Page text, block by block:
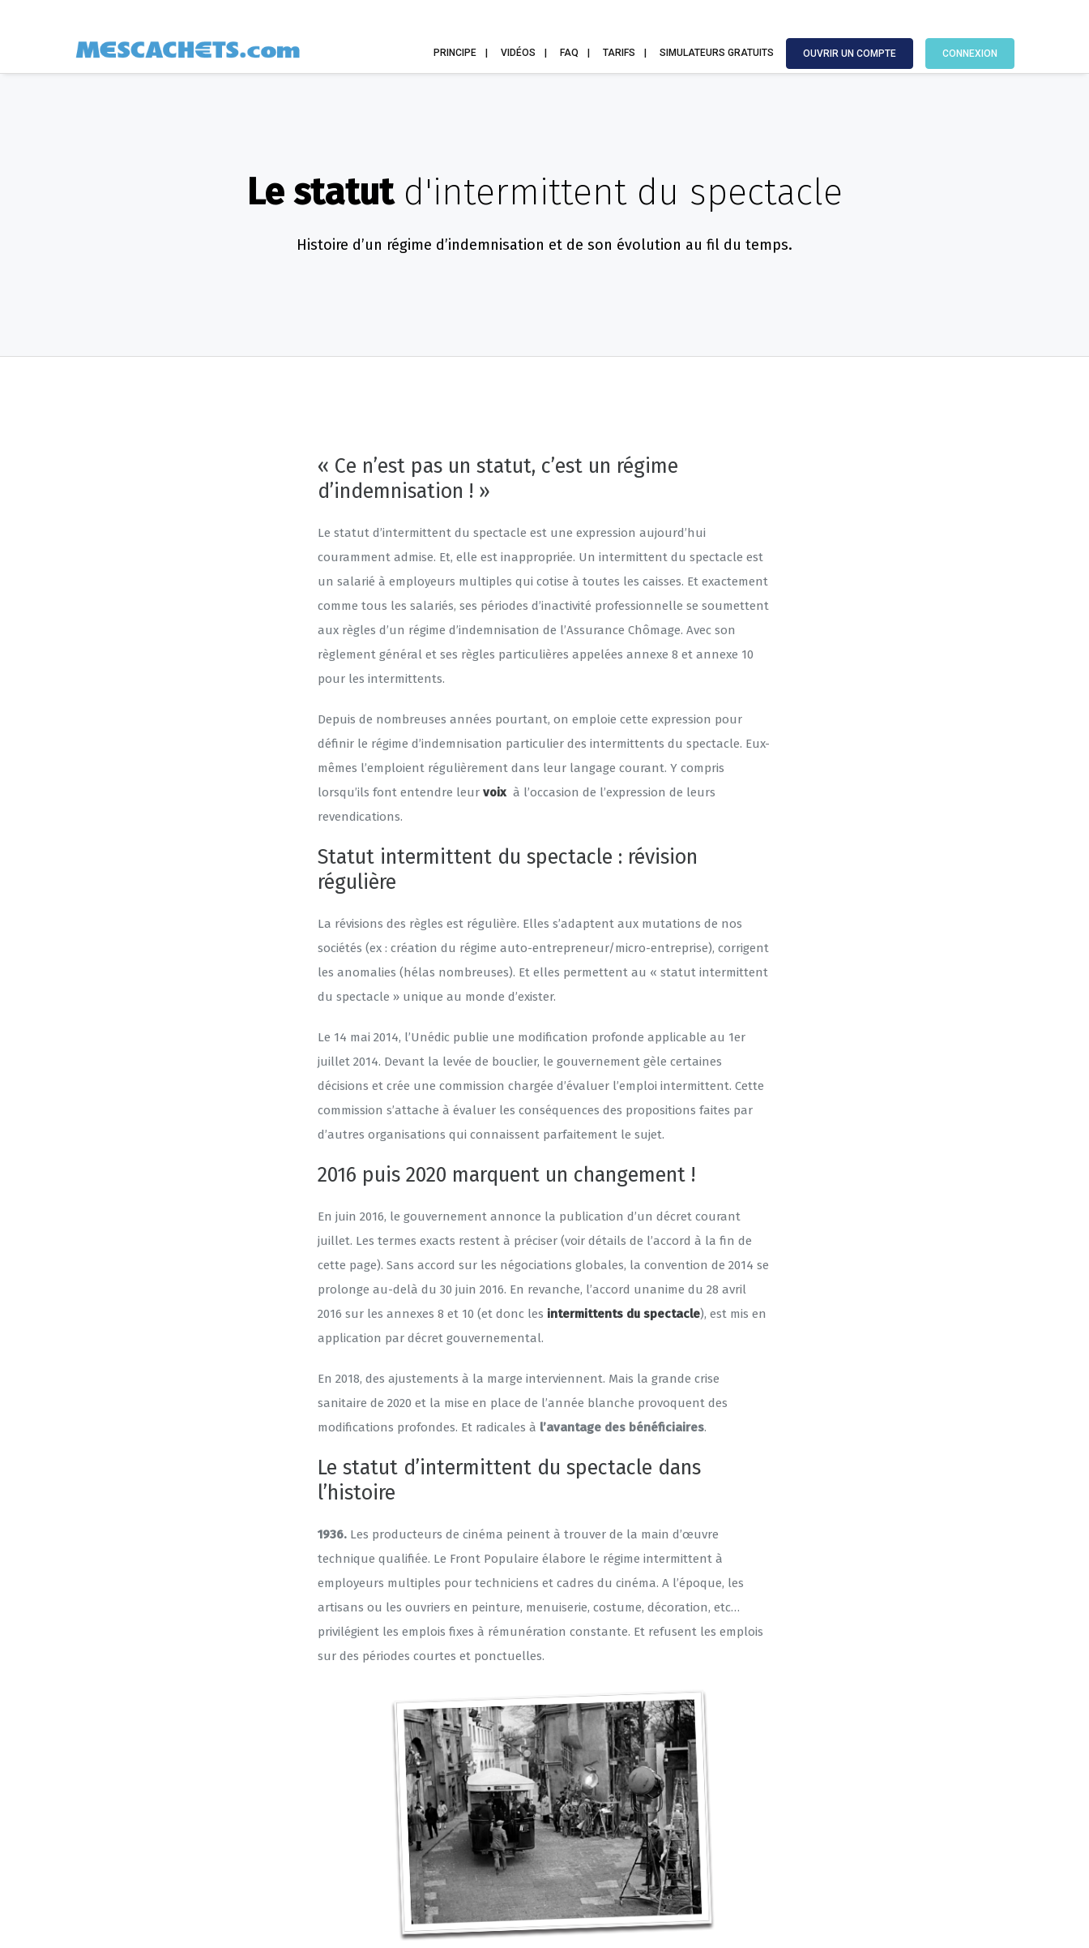
PRINCIPE VIDÉOS FAQ TARIFS SIMULATEURS GRATUITS OUVRIR UN COMPTE CONNEXION
Le statutd'intermittent du spectacle
Histoire d’un régime d’indemnisation et de son évolution au fil du temps.
« Ce n’est pas un statut, c’est un régime
d’indemnisation ! »
Le statut d’intermittent du spectacle est une expression aujourd’hui
couramment admise. Et, elle est inappropriée. Un intermittent du spectacle est
un salarié à employeurs multiples qui cotise à toutes les caisses. Et exactement
comme tous les salariés, ses périodes d’inactivité professionnelle se soumettent
aux règles d’un régime d’indemnisation de l’Assurance Chômage. Avec son
règlement général et ses règles particulières appelées annexe 8 et annexe 10
pour les intermittents.
Depuis de nombreuses années pourtant, on emploie cette expression pour
définir le régime d’indemnisation particulier des intermittents du spectacle. Eux-
mêmes l’emploient régulièrement dans leur langage courant. Y compris
lorsqu’ils font entendre leur voixà l’occasion de l’expression de leurs
revendications.
Statut intermittent du spectacle : révision
régulière
La révisions des règles est régulière. Elles s’adaptent aux mutations de nos
sociétés (ex : création du régime auto-entrepreneur/micro-entreprise), corrigent
les anomalies (hélas nombreuses). Et elles permettent au « statut intermittent
du spectacle » unique au monde d’exister.
Le 14 mai 2014, l’Unédic publie une modification profonde applicable au 1er
juillet 2014. Devant la levée de bouclier, le gouvernement gèle certaines
décisions et crée une commission chargée d’évaluer l’emploi intermittent. Cette
commission s’attache à évaluer les conséquences des propositions faites par
d’autres organisations qui connaissent parfaitement le sujet.
2016 puis 2020 marquent un changement !
En juin 2016, le gouvernement annonce la publication d’un décret courant
juillet. Les termes exacts restent à préciser (voir détails de l’accord à la fin de
cette page). Sans accord sur les négociations globales, la convention de 2014 se
prolonge au-delà du 30 juin 2016. En revanche, l’accord unanime du 28 avril
2016 sur les annexes 8 et 10 (et donc les intermittents du spectacle), est mis en
application par décret gouvernemental.
En 2018, des ajustements à la marge interviennent. Mais la grande crise
sanitaire de 2020 et la mise en place de l’année blanche provoquent des
modifications profondes. Et radicales à l’avantage des bénéficiaires.
Le statut d’intermittent du spectacle dans
l’histoire
1936. Les producteurs de cinéma peinent à trouver de la main d’œuvre
technique qualifiée. Le Front Populaire élabore le régime intermittent à
employeurs multiples pour techniciens et cadres du cinéma. A l’époque, les
artisans ou les ouvriers en peinture, menuiserie, costume, décoration, etc…
privilégient les emplois fixes à rémunération constante. Et refusent les emplois
sur des périodes courtes et ponctuelles.